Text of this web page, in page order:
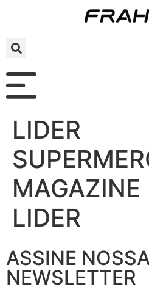
LIDER
MAGAZINE
LIDER
ASSINE
NEWSLETTER